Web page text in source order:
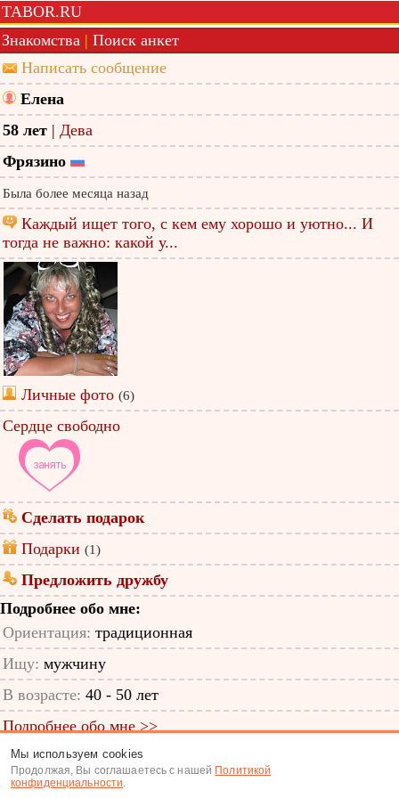
TABOR.RU
Знакомства | Поиск анкет
Написать сообщение
Елена
58 лет | Дева
Фрязино
Была более месяца назад
Каждый ищет того, с кем ему хорошо и уютно... И
тогда не важно: какой у...
Личные фото (6)
Сердце свободно
Сделать подарок
Подарки (1)
Предложить дружбу
Подробнее обо мне:
Ориентация: традиционная
Ищу: мужчину
В возрасте: 40 - 50 лет
Подробнее обо мне >>
ID анкеты: 12758067
Знакомства|Поиск анкет
Мы используем cookies
Продолжая, Вы соглашаетесь с нашей Политикой
конфиденциальности.